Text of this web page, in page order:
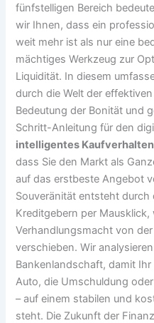
fünfstelligen Bereich
wir Ihnen, dass ein
weit mehr ist als nur eine
mächtiges Werkzeug zur
Liquidität. In diesem
durch die Welt der
Bedeutung der Bonität und
Schritt-Anleitung für den
intelligentes Kaufverhalten
dass Sie den Markt als
auf das erstbeste Angebot
Souveränität entsteht
Kreditgebern per Mausklick,
Verhandlungsmacht von
verschieben. Wir
Bankenlandschaft, damit
Auto, die Umschuldung
– auf einem stabilen und
steht. Die Zukunft der